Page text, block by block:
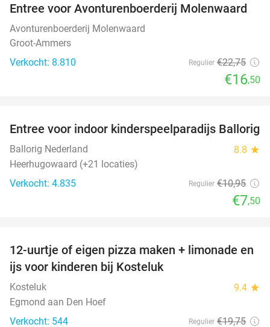
27%
Entree voor Avonturenboerderij Molenwaard
Avonturenboerderij Molenwaard
Groot-Ammers
Verkocht: 8.810
Regulier €22,75
€16,50
32%
Entree voor indoor kinderspeelparadijs Ballorig
Ballorig Nederland 8.8 star
Heerhugowaard (+21 locaties)
Verkocht: 4.835
Regulier €10,95
€7,50
52%
12-uurtje of eigen pizza maken + limonade en
ijs voor kinderen bij Kosteluk
Kosteluk 9.4 star
Egmond aan Den Hoef
Verkocht: 544
Regulier €19,75